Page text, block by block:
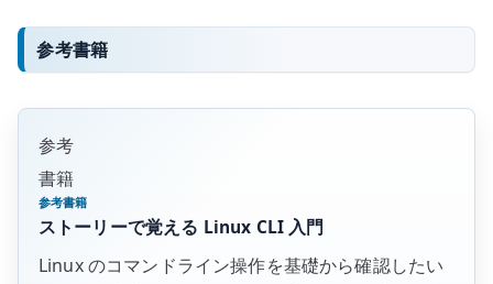
参考書籍
参考
書籍
参考書籍
ストーリーで覚える Linux CLI 入門
Linux のコマンドライン操作を基礎から確認したい